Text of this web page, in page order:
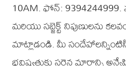
10AM. ఫోన్: 9394244999.
మరియు సబ్జెక్ట్ నిపుణులను
మాట్లాడండి. మీ
భవిష్యత్తుకు సరైన మార్గాన్ని